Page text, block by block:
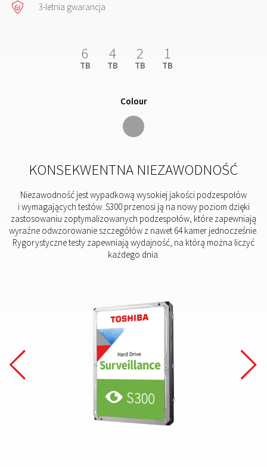
3-letnia gwarancja
6
TB
4
TB
2
TB
1
TB
Colour
KONSEKWENTNA NIEZAWODNOŚĆ
Niezawodność jest wypadkową wysokiej jakości podzespołów
i wymagających testów. S300 przenosi ją na nowy poziom dzięki
zastosowaniu zoptymalizowanych podzespołów, które zapewniają
wyraźne odwzorowanie szczegółów z nawet 64 kamer jednocześnie.
Rygorystyczne testy zapewniają wydajność, na którą można liczyć
każdego dnia.